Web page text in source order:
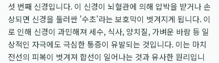
섯 번째 신경입니다. 이 신경이 뇌혈관에 의해 압박을 받거나 손
상되면 신경을 둘러싼 '수초'라는 보호막이 벗겨지게 됩니다. 이
로 인해 신경이 과민해져 세수, 식사, 양치질, 가벼운 바람 등 일
상적인 자극에도 극심한 통증이 유발되는 것입니다. 이는 마치
전선의 피복이 벗겨져 합선이 일어나는 것과 유사한 원리입니